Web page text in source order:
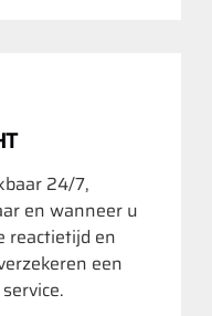
24/7,
en wanneer u
reactietijd en
een